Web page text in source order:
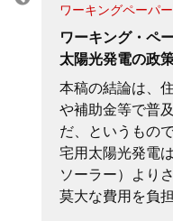
ワーキングペーパー
ワーキング・ペ
太陽光発電の政
本稿の結論は、
や補助金等で普
だ、というもの
宅用太陽光発電
ソーラー）より
莫大な費用を負